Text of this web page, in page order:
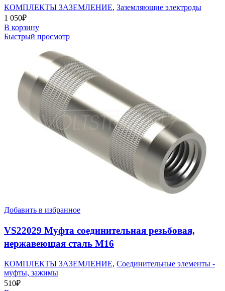
КОМПЛЕКТЫ ЗАЗЕМЛЕНИЕ, Заземляющие электроды
1 050₽
В корзину
Быстрый просмотр
Добавить в избранное
VS22029 Муфта соединительная резьбовая,
нержавеющая сталь М16
КОМПЛЕКТЫ ЗАЗЕМЛЕНИЕ, Соединительные элементы -
муфты, зажимы
510₽